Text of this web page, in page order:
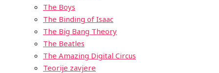
The Boys
The Binding of Isaac
The Big Bang Theory
The Beatles
The Amazing Digital Circus
Teorije zavjere